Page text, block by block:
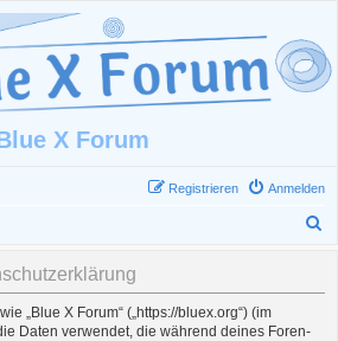
X Forum
Anmelden
Registrieren
„Blue X Forum“ („https://bluex.org“) (im
Daten verwendet, die während deines Foren-